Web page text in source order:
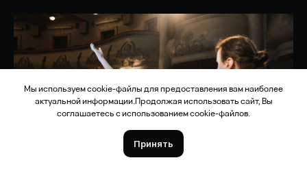
Мы используем cookie-файлы для предоставления вам наиболее
актуальной информации.Продолжая использовать сайт, Вы
соглашаетесь с использованием cookie-файлов.
Принять
Курсы
Базовый курс ораторского мастерства от МГИМО
Интенсив ораторского мастерства от МГИМО
Онлайн-курс ораторского мастерства
Бесплатный курс ораторского мастерства
Корпоративное обучение ораторскому мастерству